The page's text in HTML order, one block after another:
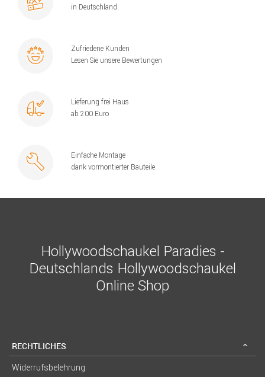
in Deutschland
Zufriedene Kunden
Lesen Sie unsere Bewertungen
Lieferung frei Haus
ab 200 Euro
Einfache Montage
dank vormontierter Bauteile
Hollywoodschaukel Paradies -
Deutschlands Hollywoodschaukel
Online Shop
RECHTLICHES
Widerrufsbelehrung